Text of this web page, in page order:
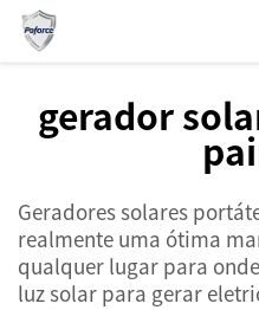
Sobre Nós
Produtos
Serviços
gerador
Geradores solares
realmente uma ótima
qualquer lugar para
luz solar para gerar